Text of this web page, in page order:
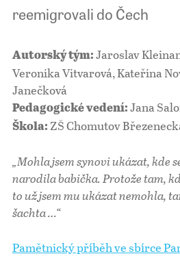
reemigrovali do Čech
Autorský tým: Jaroslav
Veronika Vitvarová, Kateřina
Janečková
Pedagogické vedení: Jana
Škola: ZŠ Chomutov
„Mohla jsem synovi ukázat, kde
narodila babička. Protože tam,
to už jsem mu ukázat nemohla,
šachta …“
Pamětnický příběh ve sbírce